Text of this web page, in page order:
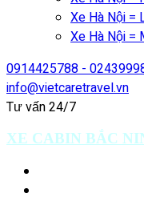
Xe Hà Nội =
Xe Hà Nội =
0914425788 -
info@vietcaretravel.vn
Tư vấn 24/7
XE CABIN BẮC